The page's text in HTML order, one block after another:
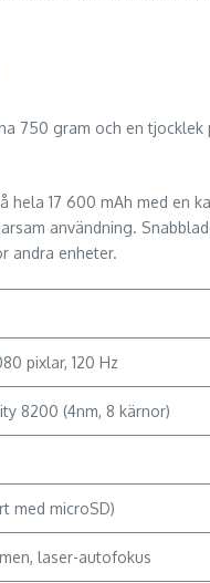
750 gram och en
17 600 mAh med en
användning.
andra enheter.
pixlar, 120 Hz
8200 (4nm, 8 kärnor)
med microSD)
laser-autofokus